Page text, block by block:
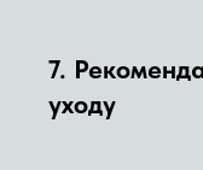
7.
уходу